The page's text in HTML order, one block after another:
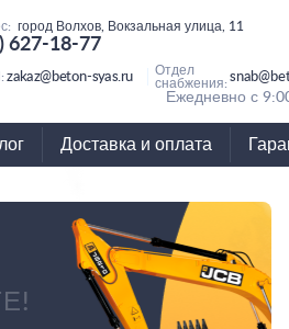
город Волхов, Вокзальная улица, 11
627-18-77
zakaz@beton-syas.ru
Отдел
снабжения:
Ежедневно с
Доставка и оплата